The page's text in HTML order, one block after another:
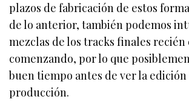
plazos de fabricación de estos
de lo anterior, también podemos
mezclas de los tracks finales recién
comenzando, por lo que
buen tiempo antes de ver la
producción.